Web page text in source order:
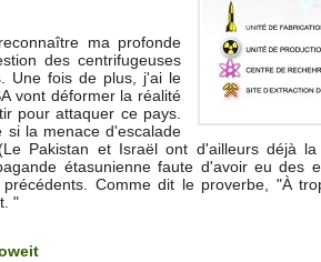
ma profonde
des centrifugeuses
Une fois de plus, j'ai le
vont déformer la réalité
pour attaquer ce pays.
si la menace d'escalade
Pakistan et Israël ont d'ailleurs déjà
étasunienne faute d'avoir eu des
précédents. Comme dit le proverbe, "À
"